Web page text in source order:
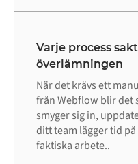
Varje process
överlämningen
När det krävs ett
från Webflow blir det
smyger sig in,
ditt team lägger tid
faktiska arbete..